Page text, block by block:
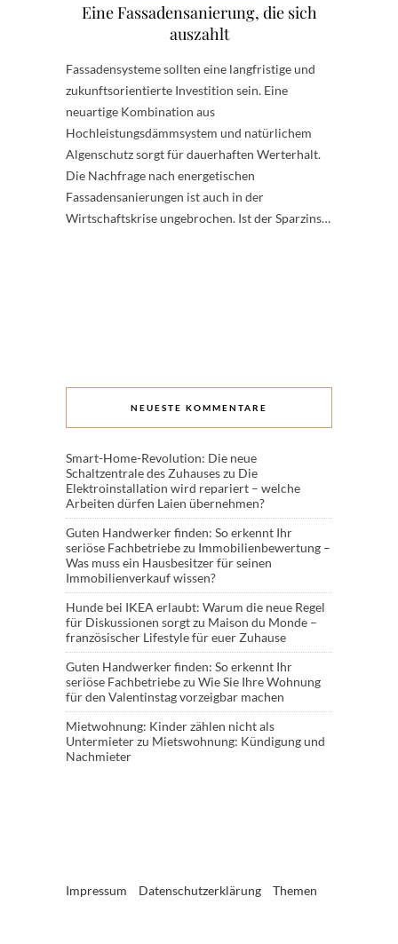
Eine Fassadensanierung, die sich
auszahlt
Fassadensysteme sollten eine langfristige und
zukunftsorientierte Investition sein. Eine
neuartige Kombination aus
Hochleistungsdämmsystem und natürlichem
Algenschutz sorgt für dauerhaften Werterhalt.
Die Nachfrage nach energetischen
Fassadensanierungen ist auch in der
Wirtschaftskrise ungebrochen. Ist der Sparzins…
NEUESTE KOMMENTARE
Smart-Home-Revolution: Die neue
Schaltzentrale des Zuhauseszu Die
Elektroinstallation wird repariert – welche
Arbeiten dürfen Laien übernehmen?
Guten Handwerker finden: So erkennt Ihr
seriöse Fachbetriebezu Immobilienbewertung –
Was muss ein Hausbesitzer für seinen
Immobilienverkauf wissen?
Hunde bei IKEA erlaubt: Warum die neue Regel
für Diskussionen sorgtzu Maison du Monde –
französischer Lifestyle für euer Zuhause
Guten Handwerker finden: So erkennt Ihr
seriöse Fachbetriebezu Wie Sie Ihre Wohnung
für den Valentinstag vorzeigbar machen
Mietwohnung: Kinder zählen nicht als
Untermieterzu Mietswohnung: Kündigung und
Nachmieter
Impressum Datenschutzerklärung Themen